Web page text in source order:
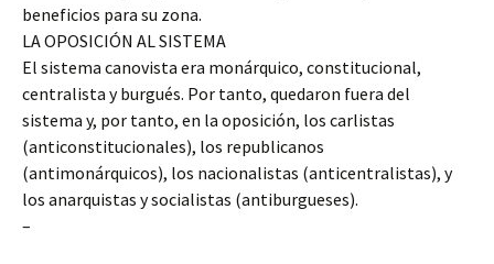
beneficios para su zona.
LA OPOSICIÓN AL SISTEMA
El sistema canovista era monárquico, constitucional,
centralista y burgués. Por tanto, quedaron fuera del
sistema y, por tanto, en la oposición, los carlistas
(anticonstitucionales), los republicanos
(antimonárquicos), los nacionalistas (anticentralistas), y
los anarquistas y socialistas (antiburgueses).
–